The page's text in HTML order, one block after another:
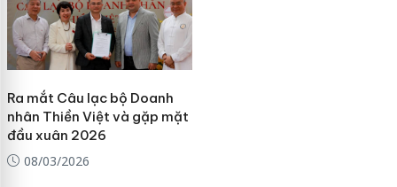
Ra mắt Câu lạc bộ Doanh
nhân Thiền Việt và gặp mặt
đầu xuân 2026
08/03/2026